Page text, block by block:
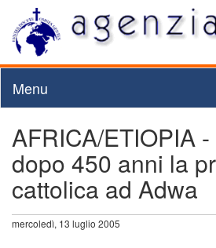
Menu
AFRICA/ETIOPIA
dopo 450 anni la
cattolica ad Adwa
mercoledì, 13 luglio 2005